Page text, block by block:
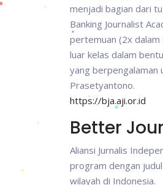
menjadi bagian dari
Banking Journalist
pertemuan (2x dalam
luar kelas dalam
yang berpengalaman
Prasetyantono.
https://bja.aji.or.id
Better
Aliansi Jurnalis
program dengan
wilayah di Indonesia.